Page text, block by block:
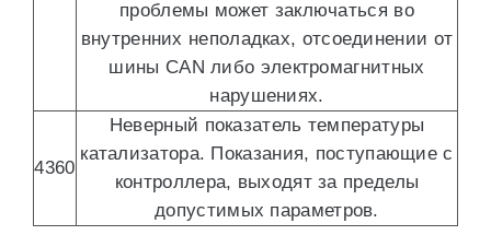
проблемы может заключаться во
внутренних неполадках, отсоединении от
шины CAN либо электромагнитных
нарушениях.
4360
Неверный показатель температуры
катализатора. Показания, поступающие с
контроллера, выходят за пределы
допустимых параметров.